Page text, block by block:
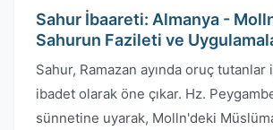
Sahur İbaareti: Almanya -
Sahurun Fazileti ve
Sahur, Ramazan ayında oruç
ibadet olarak öne çıkar. Hz.
sünnetine uyarak, Molln'deki